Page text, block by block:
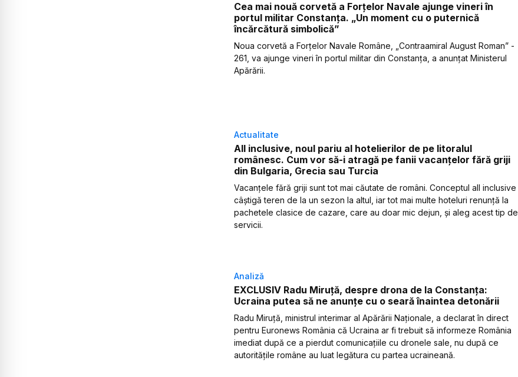
Cea mai nouă corvetă a Forţelor Navale ajunge vineri în
portul militar Constanţa. „Un moment cu o puternică
încărcătură simbolică”
Noua corvetă a Forţelor Navale Române, „Contraamiral August Roman” -
261, va ajunge vineri în portul militar din Constanţa, a anunțat Ministerul
Apărării.
Actualitate
All inclusive, noul pariu al hotelierilor de pe litoralul
românesc. Cum vor să-i atragă pe fanii vacanțelor fără griji
din Bulgaria, Grecia sau Turcia
Vacanțele fără griji sunt tot mai căutate de români. Conceptul all inclusive
câștigă teren de la un sezon la altul, iar tot mai multe hoteluri renunță la
pachetele clasice de cazare, care au doar mic dejun, și aleg acest tip de
servicii.
Analiză
EXCLUSIV Radu Miruță, despre drona de la Constanța:
Ucraina putea să ne anunțe cu o seară înaintea detonării
Radu Miruță, ministrul interimar al Apărării Naționale, a declarat în direct
pentru Euronews România că Ucraina ar fi trebuit să informeze România
imediat după ce a pierdut comunicațiile cu dronele sale, nu după ce
autoritățile române au luat legătura cu partea ucraineană.